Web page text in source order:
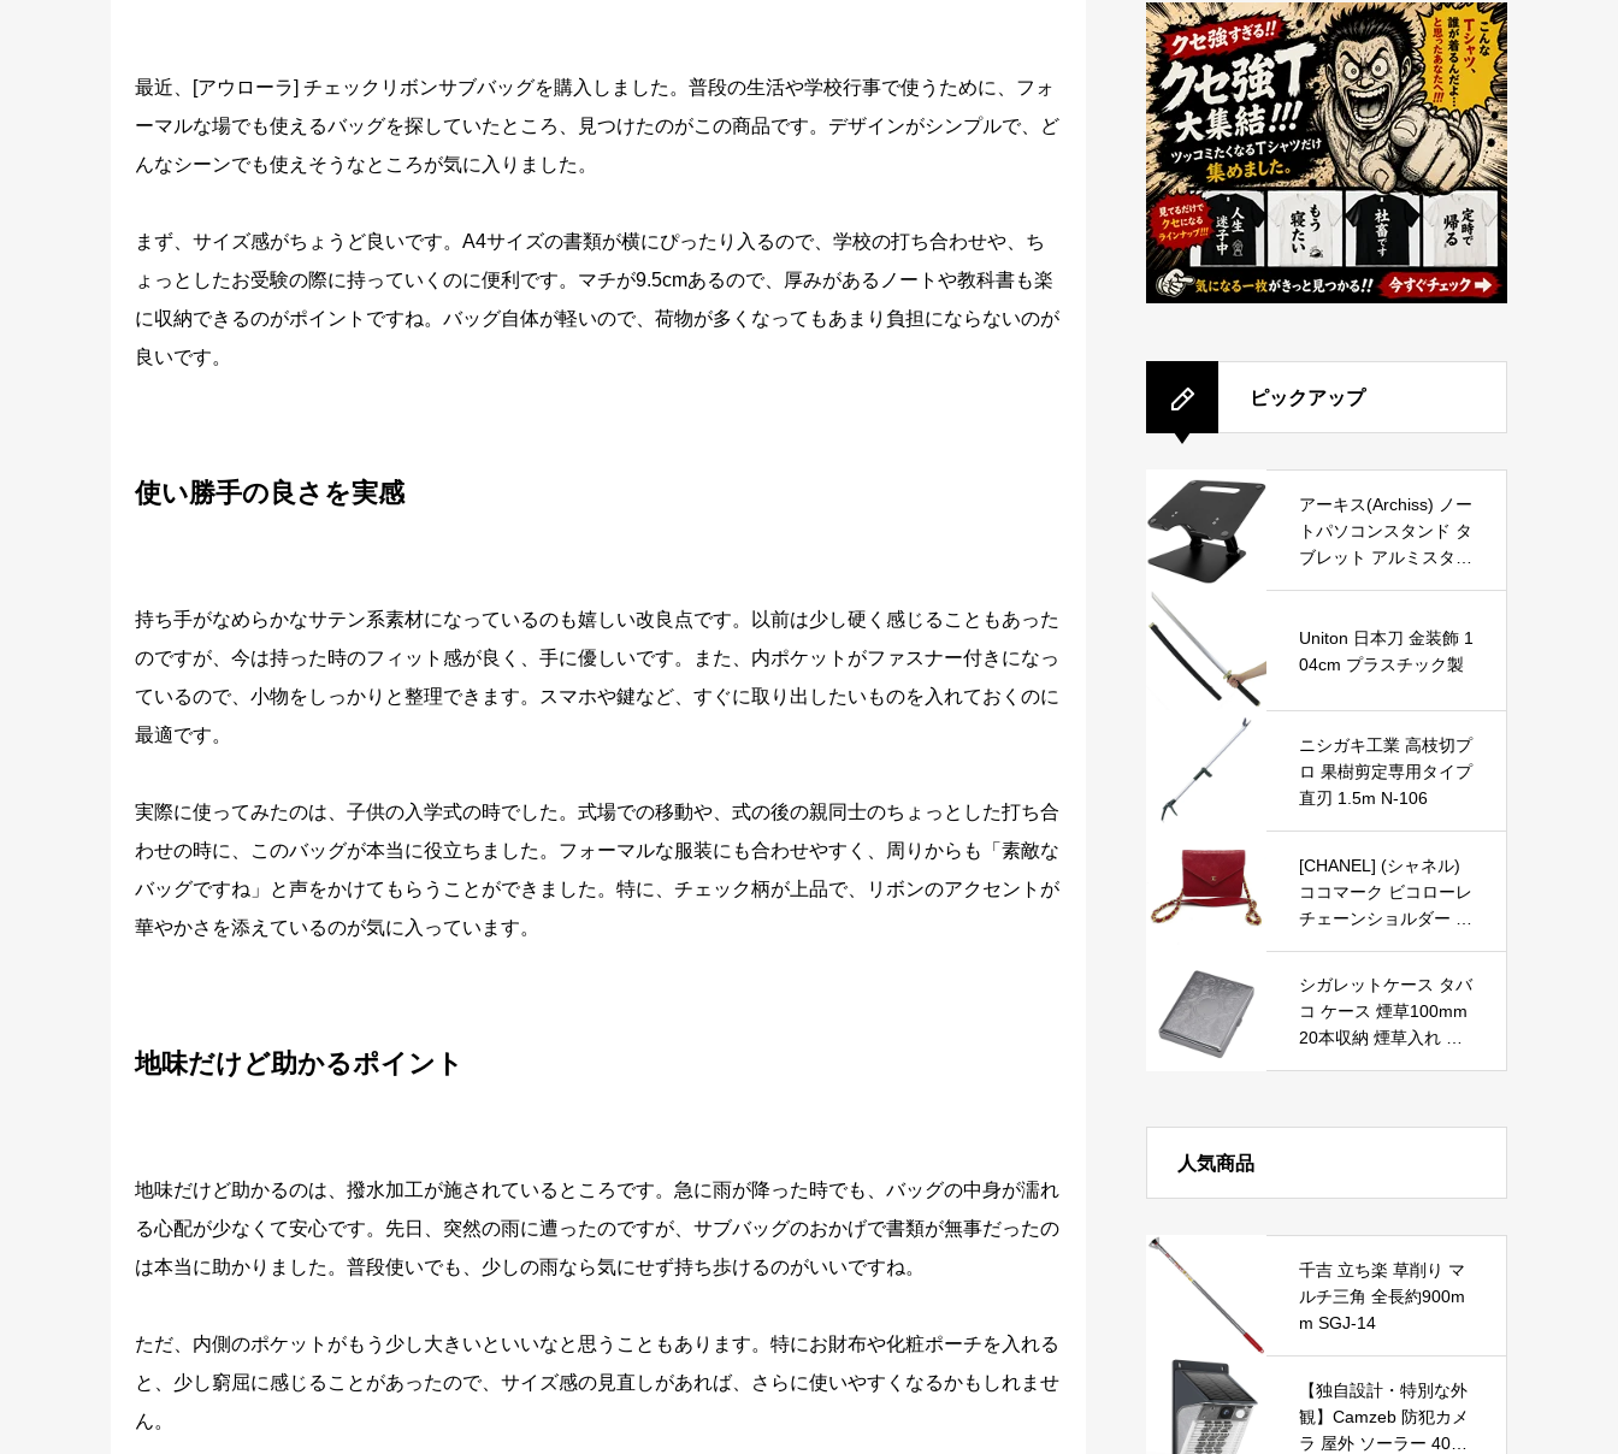
最近、[アウローラ] チェックリボンサブバッグを購入しました。普段の生活や学校行事で使うために、フォ
ーマルな場でも使えるバッグを探していたところ、見つけたのがこの商品です。デザインがシンプルで、ど
んなシーンでも使えそうなところが気に入りました。
まず、サイズ感がちょうど良いです。A4サイズの書類が横にぴったり入るので、学校の打ち合わせや、ち
ょっとしたお受験の際に持っていくのに便利です。マチが9.5cmあるので、厚みがあるノートや教科書も楽
に収納できるのがポイントですね。バッグ自体が軽いので、荷物が多くなってもあまり負担にならないのが
良いです。
使い勝手の良さを実感
持ち手がなめらかなサテン系素材になっているのも嬉しい改良点です。以前は少し硬く感じることもあった
のですが、今は持った時のフィット感が良く、手に優しいです。また、内ポケットがファスナー付きになっ
ているので、小物をしっかりと整理できます。スマホや鍵など、すぐに取り出したいものを入れておくのに
最適です。
実際に使ってみたのは、子供の入学式の時でした。式場での移動や、式の後の親同士のちょっとした打ち合
わせの時に、このバッグが本当に役立ちました。フォーマルな服装にも合わせやすく、周りからも「素敵な
バッグですね」と声をかけてもらうことができました。特に、チェック柄が上品で、リボンのアクセントが
華やかさを添えているのが気に入っています。
地味だけど助かるポイント
地味だけど助かるのは、撥水加工が施されているところです。急に雨が降った時でも、バッグの中身が濡れ
る心配が少なくて安心です。先日、突然の雨に遭ったのですが、サブバッグのおかげで書類が無事だったの
は本当に助かりました。普段使いでも、少しの雨なら気にせず持ち歩けるのがいいですね。
ただ、内側のポケットがもう少し大きいといいなと思うこともあります。特にお財布や化粧ポーチを入れる
と、少し窮屈に感じることがあったので、サイズ感の見直しがあれば、さらに使いやすくなるかもしれませ
ん。
ピックアップ
アーキス(Archiss) ノー
トパソコンスタンド タ
ブレット アルミスタン
トパソコン / タブレッ
ト対応 耐荷重3.0kgま
BK
Uniton 日本刀 金装飾 1
04cm プラスチック製
ニシガキ工業 高枝切プ
ロ 果樹剪定専用タイプ
直刃 1.5m N-106
[CHANEL] (シャネル)
ココマーク ビコローレ
チェーンショルダー シ
シガレットケース タバ
コ ケース 煙草100mm
20本収納 煙草入れ ワ
(シルバー）… B0CST
人気商品
千吉 立ち楽 草削り マ
ルチ三角 全長約900m
m SGJ-14
【独自設計・特別な外
観】Camzeb 防犯カメ
ラ 屋外 ソーラー 400